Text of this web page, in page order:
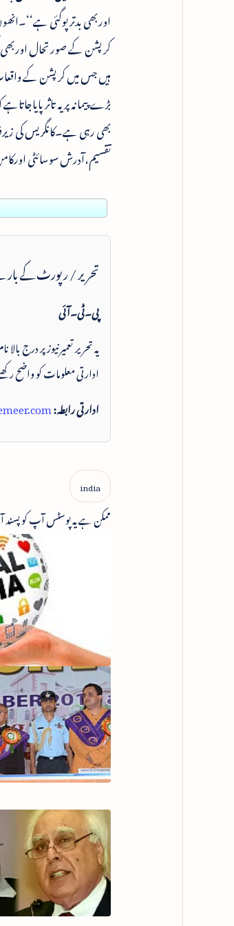
کرپشن کے صورتحال اوربھی
ہیں جس میں کرپشن کے
بڑے پیمانہ پر یہ
بھی رہی ہے۔کانگریس کی
تقسیم،آدرش سوسائٹی
تحریر / رپورٹ کے
پی۔ٹی۔آئی
یہ تحریر تعمیرنیوز پر درج
ادارتی معلومات کو واضح
ادارتی رابطہ:
ممکن ہے یہ پوسٹس آپ کو پسند